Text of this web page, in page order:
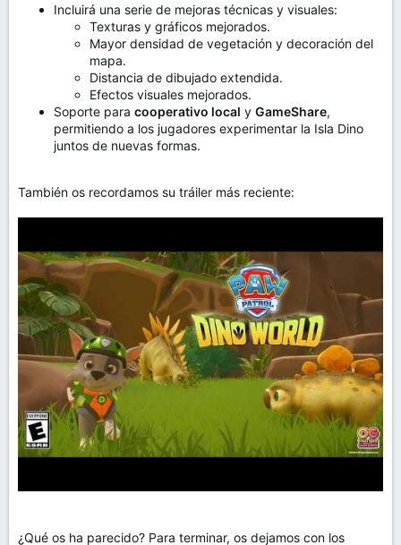
Incluirá una serie de mejoras técnicas y visuales:
Texturas y gráficos mejorados.
Mayor densidad de vegetación y decoración del
mapa.
Distancia de dibujado extendida.
Efectos visuales mejorados.
Soporte para cooperativo local y GameShare,
permitiendo a los jugadores experimentar la Isla Dino
juntos de nuevas formas.
También os recordamos su tráiler más reciente:
¿Qué os ha parecido? Para terminar, os dejamos con los